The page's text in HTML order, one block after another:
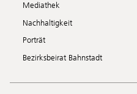
Mediathek
Nachhaltigkeit
Porträt
Bezirksbeirat Bahnstadt